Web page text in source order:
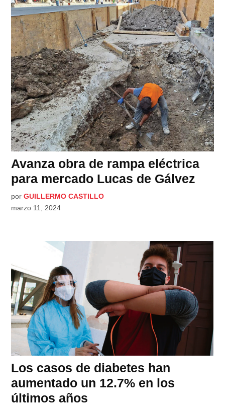
Avanza obra de rampa eléctrica
para mercado Lucas de Gálvez
por GUILLERMO CASTILLO
marzo 11, 2024
Los casos de diabetes han
aumentado un 12.7% en los
últimos años